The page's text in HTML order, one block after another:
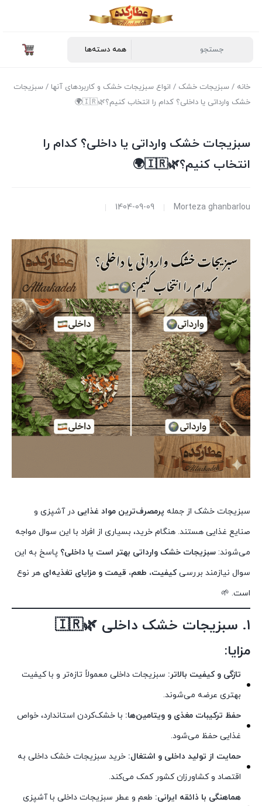
خانه / سبزیجات خشک / انواع سبزیجات خشک و کاربردهای آنها / سبزیجات
خشک وارداتی یا داخلی؟ کدام را انتخاب کنیم؟🌿🇮🇷🌍
سبزیجات خشک وارداتی یا داخلی؟ کدام را
انتخاب کنیم؟🌿🇮🇷🌍
Morteza ghanbarlou
1404-09-09
سبزیجات خشک از جمله پرمصرف‌ترین مواد غذایی در آشپزی و
صنایع غذایی هستند. هنگام خرید، بسیاری از افراد با این سوال مواجه
می‌شوند: سبزیجات خشک وارداتی بهتر است یا داخلی؟ پاسخ به این
سوال نیازمند بررسیکیفیت، طعم، قیمت و مزایای تغذیه‌ای هر نوع
است. 🌱
۱. سبزیجات خشک داخلی 🌿🇮🇷
مزایا:
تازگی و کیفیت بالاتر: سبزیجات داخلی معمولاً تازه‌تر و با کیفیت
بهتری عرضه می‌شوند.
حفظ ترکیبات مغذی و ویتامین‌ها: با خشک‌کردن استاندارد، خواص
غذایی حفظ می‌شود.
حمایت از تولید داخلی و اشتغال: خرید سبزیجات خشک داخلی به
اقتصاد و کشاورزان کشور کمک می‌کند.
هماهنگی با ذائقه ایرانی: طعم و عطر سبزیجات داخلی با آشپزی